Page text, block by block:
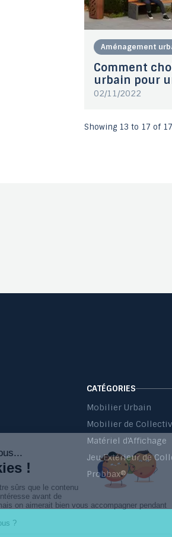
Aménagement
Comment
urbain pour
02/11/2022
Showing 13 to 17 of
CATÉGORIES
Mobilier Urbain
Mobilier de
Matériel d'Affichage
Probbax®